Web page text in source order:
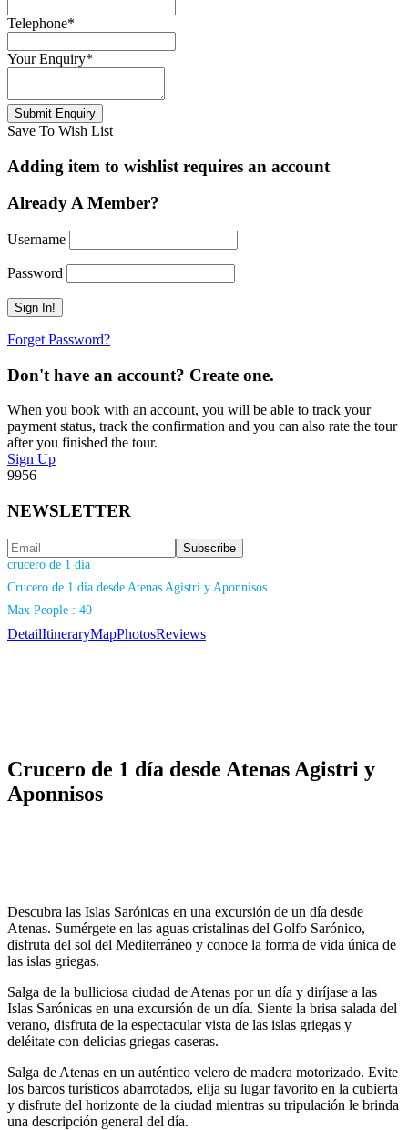
Telephone*
Your Enquiry*
Save To Wish List
Adding item to wishlist requires an account
Already A Member?
Username
Password
Forget Password?
Don't have an account? Create one.
When you book with an account, you will be able to track your
payment status, track the confirmation and you can also rate the tour
after you finished the tour.
Sign Up
9956
NEWSLETTER
crucero de 1 dia
Crucero de 1 día desde Atenas Agistri y Aponnisos
Max People : 40
DetailItineraryMapPhotosReviews
Crucero de 1 día desde Atenas Agistri y
Aponnisos
Descubra las Islas Sarónicas en una excursión de un día desde
Atenas. Sumérgete en las aguas cristalinas del Golfo Sarónico,
disfruta del sol del Mediterráneo y conoce la forma de vida única de
las islas griegas.
Salga de la bulliciosa ciudad de Atenas por un día y diríjase a las
Islas Sarónicas en una excursión de un día. Siente la brisa salada del
verano, disfruta de la espectacular vista de las islas griegas y
deléitate con delicias griegas caseras.
Salga de Atenas en un auténtico velero de madera motorizado. Evite
los barcos turísticos abarrotados, elija su lugar favorito en la cubierta
y disfrute del horizonte de la ciudad mientras su tripulación le brinda
una descripción general del día.